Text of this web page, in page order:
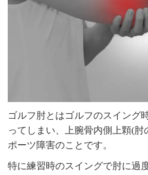
ゴルフ肘とはゴルフのスイング
ってしまい、上腕骨内側上顆(肘
ポーツ障害のことです。
特に練習時のスイングで肘に過